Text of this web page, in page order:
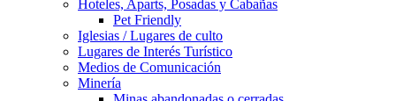
Hoteles, Aparts, Posadas y Cabañas
Pet Friendly
Iglesias / Lugares de culto
Lugares de Interés Turístico
Medios de Comunicación
Minería